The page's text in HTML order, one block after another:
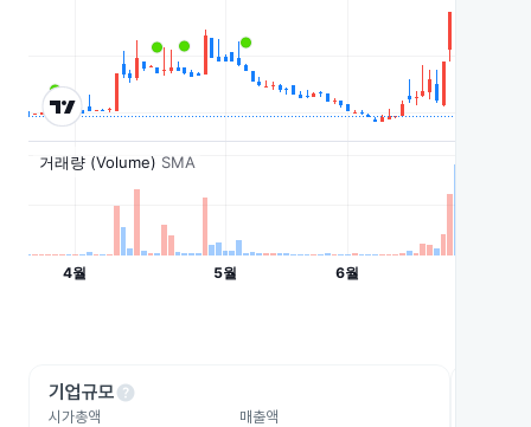
기업규모help
시가총액
매출액